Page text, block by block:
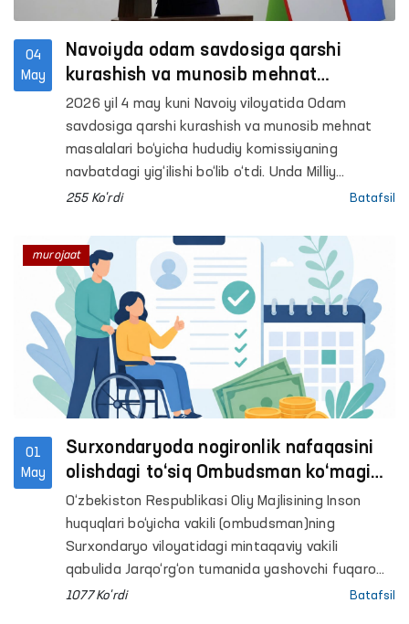
04
May
Navoiyda odam savdosiga qarshi
kurashish va munosib mehnat
masalalari muhokama qilindi
2026 yil 4 may kuni Navoiy viloyatida Odam
savdosiga qarshi kurashish va munosib mehnat
masalalari bo‘yicha hududiy komissiyaning
navbatdagi yig‘ilishi bo‘lib o‘tdi. Unda Milliy
komissiya aʼzosi — Oliy Majlisning Inson huquqlari
hududiy komissiya aʼzolari, huquqni muhofaza
qiluvchi organlar, tegishli idora va tashkilotlar
hamda ommaviy axborot vositalari vakillari
ishtirok etdi.
255 Ko'rdi Batafsil
01
May
Surxondaryoda nogironlik nafaqasini
olishdagi to‘siq Ombudsman ko‘magi
bilan bartaraf etildi
O‘zbekiston Respublikasi Oliy Majlisining Inson
huquqlari bo‘yicha vakili (ombudsman)ning
Surxondaryo viloyatidagi mintaqaviy vakili
qabulida Jarqo‘rg‘on tumanida yashovchi fuqaro
B.E. farzandining nogironligini uzaytirish va
1077 Ko'rdi Batafsil
murojaat